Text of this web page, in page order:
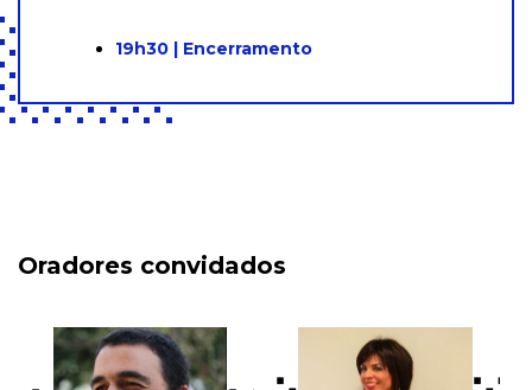
19h30 | Encerramento
Oradores convidados